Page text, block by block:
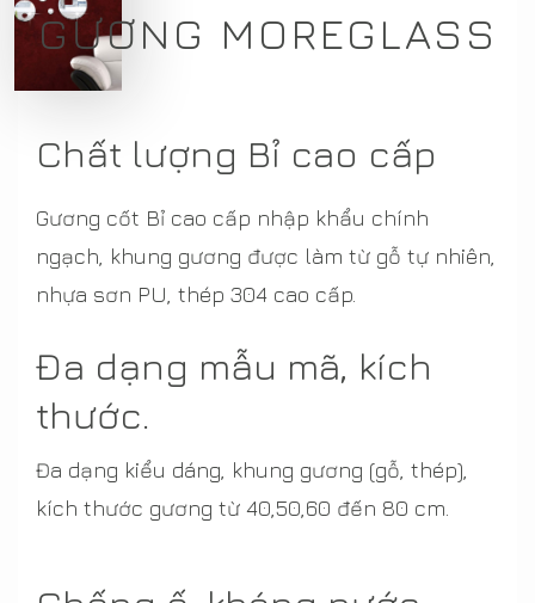
GƯƠNG MOREGLASS
Chất lượng Bỉ cao cấp
Gương cốt Bỉ cao cấp nhập khẩu chính
ngạch, khung gương được làm từ gỗ tự nhiên,
nhựa sơn PU, thép 304 cao cấp.
Đa dạng mẫu mã, kích
thước.
Đa dạng kiểu dáng, khung gương (gỗ, thép),
kích thước gương từ 40,50,60 đến 80 cm.